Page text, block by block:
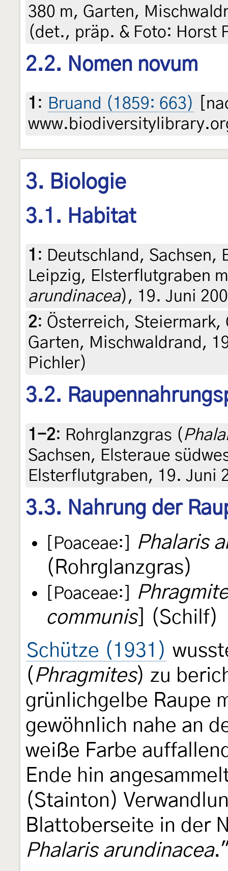
380 m, Garten,
(det., präp. & Foto: Horst
2.2. Nomen novum
1 : Bruand (1859: 663)
3. Biologie
3.1. Habitat
1 : Deutschland, Sachsen,
Leipzig, Elsterflutgraben
arundinacea), 19. Juni
2: Österreich, Steiermark,
Garten, Mischwaldrand,
Pichler)
3.2.
1-2: Rohrglanzgras (
Sachsen, Elsteraue
Elsterflutgraben, 19. Juni
3.3. Nahrung der
[Poaceae:]
Phalaris
(Rohrglanzgras)
[Poaceae:]
communis] (Schilf)
Schütze (1931)
( Phragmites) zu
grünlichgelbe Raupe
gewöhnlich nahe an
weiße Farbe
Ende hin
(Stainton)
Blattoberseite in der
Phalaris arundinacea